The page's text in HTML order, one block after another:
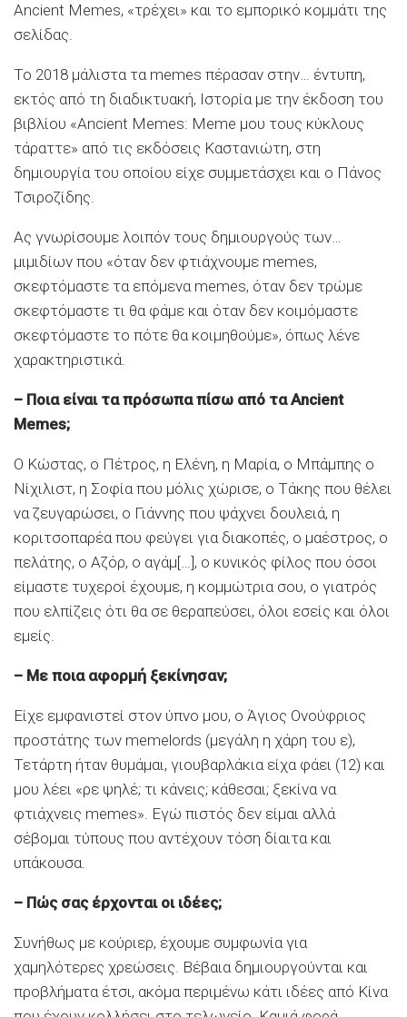
Ancient Memes, «τρέχει» και το εμπορικό κομμάτι της
σελίδας.
Το 2018 μάλιστα τα memes πέρασαν στην… έντυπη,
εκτός από τη διαδικτυακή, Ιστορία με την έκδοση του
βιβλίου «Ancient Memes: Meme μου τους κύκλους
τάραττε» από τις εκδόσεις Καστανιώτη, στη
δημιουργία του οποίου είχε συμμετάσχει και ο Πάνος
Τσιροζίδης.
Ας γνωρίσουμε λοιπόν τους δημιουργούς των…
μιμιδίων που «όταν δεν φτιάχνουμε memes,
σκεφτόμαστε τα επόμενα memes, όταν δεν τρώμε
σκεφτόμαστε τι θα φάμε και όταν δεν κοιμόμαστε
σκεφτόμαστε το πότε θα κοιμηθούμε», όπως λένε
χαρακτηριστικά.
– Ποια είναι τα πρόσωπα πίσω από τα Ancient
Memes;
Ο Κώστας, ο Πέτρος, η Ελένη, η Μαρία, ο Μπάμπης ο
Νίχιλιστ, η Σοφία που μόλις χώρισε, ο Τάκης που θέλει
να ζευγαρώσει, ο Γιάννης που ψάχνει δουλειά, η
κοριτσοπαρέα που φεύγει για διακοπές, ο μαέστρος, ο
πελάτης, ο Αζόρ, ο αγάμ[…], ο κυνικός φίλος που όσοι
είμαστε τυχεροί έχουμε, η κομμώτρια σου, ο γιατρός
που ελπίζεις ότι θα σε θεραπεύσει, όλοι εσείς και όλοι
εμείς.
– Με ποια αφορμή ξεκίνησαν;
Είχε εμφανιστεί στον ύπνο μου, ο Άγιος Ονούφριος
προστάτης των memelords (μεγάλη η χάρη του ε),
Τετάρτη ήταν θυμάμαι, γιουβαρλάκια είχα φάει (12) και
μου λέει «ρε ψηλέ; τι κάνεις; κάθεσαι; ξεκίνα να
φτιάχνεις memes». Εγώ πιστός δεν είμαι αλλά
σέβομαι τύπους που αντέχουν τόση δίαιτα και
υπάκουσα.
– Πώς σας έρχονται οι ιδέες;
Συνήθως με κούριερ, έχουμε συμφωνία για
χαμηλότερες χρεώσεις. Βέβαια δημιουργούνται και
προβλήματα έτσι, ακόμα περιμένω κάτι ιδέες από Κίνα